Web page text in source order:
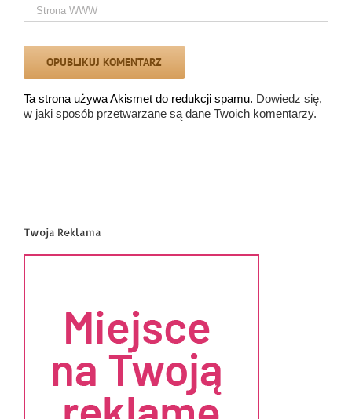
Ta strona używa Akismet do redukcji spamu. Dowiedz się,
w jaki sposób przetwarzane są dane Twoich komentarzy.
Twoja Reklama